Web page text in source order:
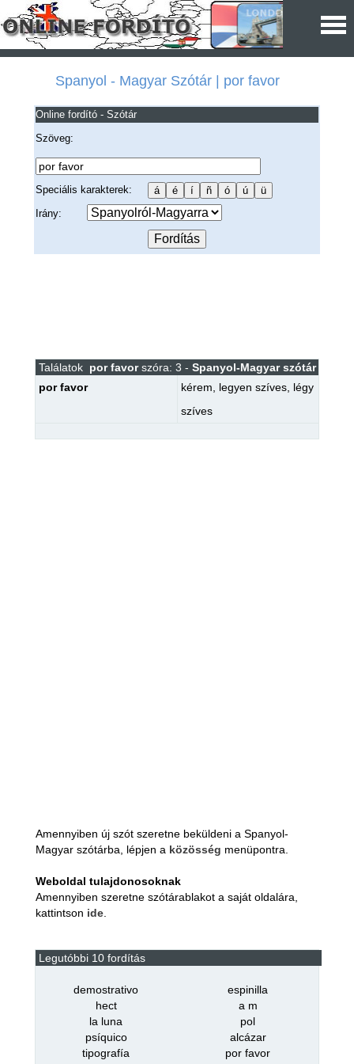
Spanyol - Magyar Szótár | por favor
Online fordító - Szótár
Szöveg:
Speciális karakterek:
Irány:
Találatok por favorszóra: 3 - Spanyol-Magyar szótár
por favor
kérem legyen szíves, légy
szíves
Amennyiben új szót szeretne beküldeni a Spanyol-
Magyar szótárba, lépjen a közösség menüpontra.
Weboldal tulajdonosoknak
Amennyiben szeretne szótárablakot a saját oldalára,
kattintson ide.
Legutóbbi 10 fordítás
demostrativo
espinilla
hect
a m
la luna
pol
psíquico
alcázar
tipografía
por favor